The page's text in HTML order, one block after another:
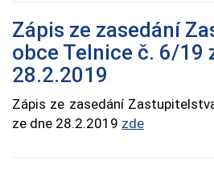
Zápis ze zasedání
obce Telnice č. 6/19
28.2.2019
Zápis ze zasedání
ze dne 28.2.2019 zde